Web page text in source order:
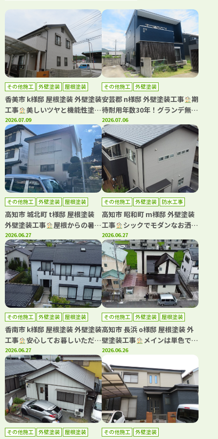
その他施工 外壁塗装 屋根塗装
香美市 k様邸 屋根塗装 外壁塗装
工事
美しいツヤと機能性塗料
でお家を守る塗装です
2026.07.09
その他施工 外壁塗装
安芸郡 n様邸 外壁塗装工事
期
待耐用年数30年！グランデ無機
で塗装(^^♪ネイビーで上質で
落ち着いた雰囲気に
2026.07.06
その他施工 外壁塗装 屋根塗装
高知市 城北町 t様邸 屋根塗装
外壁塗装工事
屋根からの暑さ
を軽減！！遮熱塗料で施工しま
した
2026.06.27
その他施工 外壁塗装 防水工事
高知市 昭和町 m様邸 外壁塗装
工事
シックでモダンなお洒落
ツートンはこの組み合わせ
2026.06.27
その他施工 外壁塗装
屋根塗装
防水工事
香南市 k様邸 屋根塗装 外壁塗装
工事
安心してお暮しいただけ
るように丁寧に施工させていた
だきました
2026.06.27
その他施工 外壁塗装 屋根塗装
高知市 長浜 o様邸 屋根塗装 外
壁塗装工事
メインは単色で仕
上げ、アクセントに多彩色を用
いて高級感ある仕上がりです
2026.06.26
その他施工 外壁塗装 屋根塗装 その他施工 外壁塗装